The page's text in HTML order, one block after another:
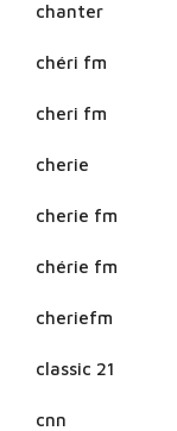
chanter
chéri fm
cheri fm
cherie
cherie fm
chérie fm
cheriefm
classic 21
cnn